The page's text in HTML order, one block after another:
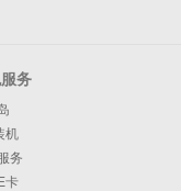
务
机
务
卡